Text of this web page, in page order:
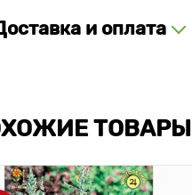
и оплата
ТОВАРЫ